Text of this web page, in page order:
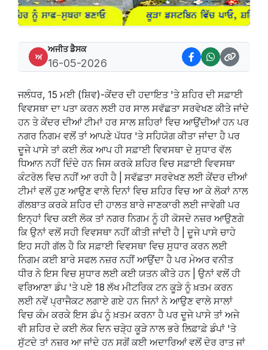
ਅ
ਅਜੀਤ ਡੈਸਕ
16-05-2026
ਜਲੰਧਰ, 15 ਮਈ (ਸ਼ਿਵ)-ਕੇਂਦਰ ਦੀ ਹਦਾਇਤ 'ਤੇ ਸ਼ਹਿਰ ਦੀ ਸਫ਼ਾਈ
ਵਿਵਸਥਾ ਦਾ ਪਤਾ ਕਰਨ ਲਈ ਹਰ ਸਾਲ ਸਵੱਛਤਾ ਸਰਵੇਖਣ ਕੀਤੇ ਜਾਂਦੇ
ਹਨ ਤੇ ਕੇਂਦਰ ਦੀਆਂ ਟੀਮਾਂ ਹਰ ਸਾਲ ਸ਼ਹਿਰਾਂ ਵਿਚ ਆਉਂਦੀਆਂ ਹਨ ਪਰ
ਨਗਰ ਨਿਗਮ ਵਲੋਂ ਤਾਂ ਆਪਣੇ ਪੱਧਰ 'ਤੇ ਸਹਿਯੋਗ ਕੀਤਾ ਜਾਂਦਾ ਹੈ ਪਰ
ਦੂਜੇ ਪਾਸੇ ਤਾਂ ਕਈ ਲੋਕ ਆਪ ਹੀ ਸਫ਼ਾਈ ਵਿਵਸਥਾ ਦੇ ਸੁਧਾਰ ਵੱਲ
ਧਿਆਨ ਨਹੀਂ ਦਿੰਦੇ ਹਨ ਜਿਸ ਕਰਕੇ ਸ਼ਹਿਰ ਵਿਚ ਸਫ਼ਾਈ ਵਿਵਸਥਾ
ਕੰਟਰੋਲ ਵਿਚ ਨਹੀਂ ਆ ਰਹੀ ਹੈ | ਸਵੱਛਤਾ ਸਰਵੇਖਣ ਲਈ ਕੇਂਦਰ ਦੀਆਂ
ਟੀਮਾਂ ਵਲੋਂ ਹੁਣ ਆਉਣ ਵਾਲੇ ਦਿਨਾਂ ਵਿਚ ਸ਼ਹਿਰ ਵਿਚ ਆ ਕੇ ਲੋਕਾਂ ਨਾਲ
ਗੱਲਬਾਤ ਕਰਕੇ ਸ਼ਹਿਰ ਦੀ ਹਾਲਤ ਬਾਰੇ ਜਾਣਕਾਰੀ ਲਈ ਜਾਵੇਗੀ ਪਰ
ਇਨ੍ਹਾਂ ਵਿਚ ਕਈ ਲੋਕ ਤਾਂ ਨਗਰ ਨਿਗਮ ਨੂੰ ਹੀ ਕੋਸਦੇ ਨਜ਼ਰ ਆਉਣਗੇ
ਕਿ ਉਨਾਂ ਵਲੋਂ ਸਹੀ ਵਿਵਸਥਾ ਨਹੀਂ ਕੀਤੀ ਜਾਂਦੀ ਹੈ | ਦੂਜੇ ਪਾਸੇ ਚਾਹੇ
ਇਹ ਸਹੀ ਗੱਲ ਹੈ ਕਿ ਸਫ਼ਾਈ ਵਿਵਸਥਾ ਵਿਚ ਸੁਧਾਰ ਕਰਨ ਲਈ
ਨਿਗਮ ਕਈ ਬਾਰੇ ਸਫਲ ਨਜ਼ਰ ਨਹੀਂ ਆਉਂਦਾ ਹੈ ਪਰ ਮੇਅਰ ਵਨੀਤ
ਧੀਰ ਨੇ ਇਸ ਵਿਚ ਸੁਧਾਰ ਲਈ ਕਈ ਯਤਨ ਕੀਤੇ ਹਨ | ਉਨਾਂ ਵਲੋਂ ਹੀ
ਵਰਿਆਣਾ ਡੰਪ 'ਤੇ ਪਏ 18 ਲੱਖ ਮੀਟਰਿਕ ਟਨ ਕੂੜੇ ਨੂੰ ਖ਼ਤਮ ਕਰਨ
ਲਈ ਨਵੇਂ ਪ੍ਰਾਜੈਕਟ ਲਗਾਏ ਗਏ ਹਨ ਜਿਨਾਂ ਨੇ ਆਉਣ ਵਾਲੇ ਸਾਲਾਂ
ਵਿਚ ਕੰਮ ਕਰਕੇ ਇਸ ਡੰਪ ਨੂੰ ਖ਼ਤਮ ਕਰਨਾ ਹੈ ਪਰ ਦੂਜੇ ਪਾਸੇ ਤਾਂ ਅਜੇ
ਵੀ ਸ਼ਹਿਰ ਦੇ ਕਈ ਲੋਕ ਦਿਨ ਚੜੇ੍ਹ ਕੂੜੇ ਨਾਲ ਭਰੇ ਲਿਫ਼ਾਫ਼ੇ ਡੰਪਾਂ 'ਤੇ
ਸੁੱਟਦੇ ਤਾਂ ਨਜ਼ਰ ਆ ਜਾਂਦੇ ਹਨ ਸਗੋਂ ਕਈ ਅਦਾਰਿਆਂ ਵਲੋਂ ਦੇਰ ਰਾਤ ਜਾਂ